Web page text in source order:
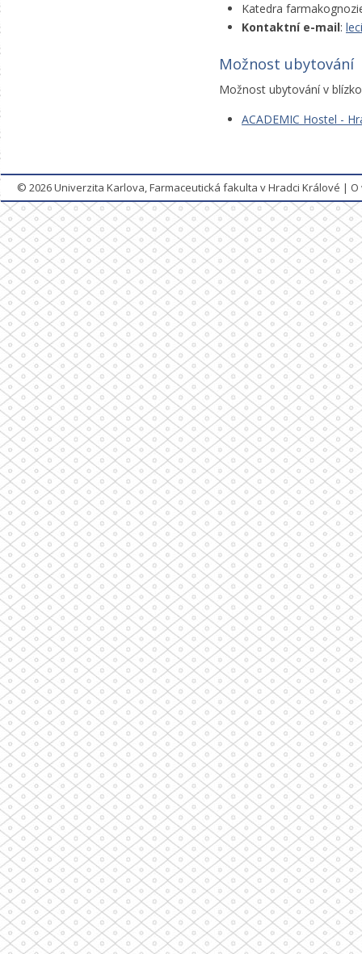
Katedra
Kontaktní e-mail:
Možnost ubytování
Možnost ubytování v
ACADEMIC Hostel -
© 2026Univerzita Karlova, Farmaceutická fakulta v Hradci Králové |